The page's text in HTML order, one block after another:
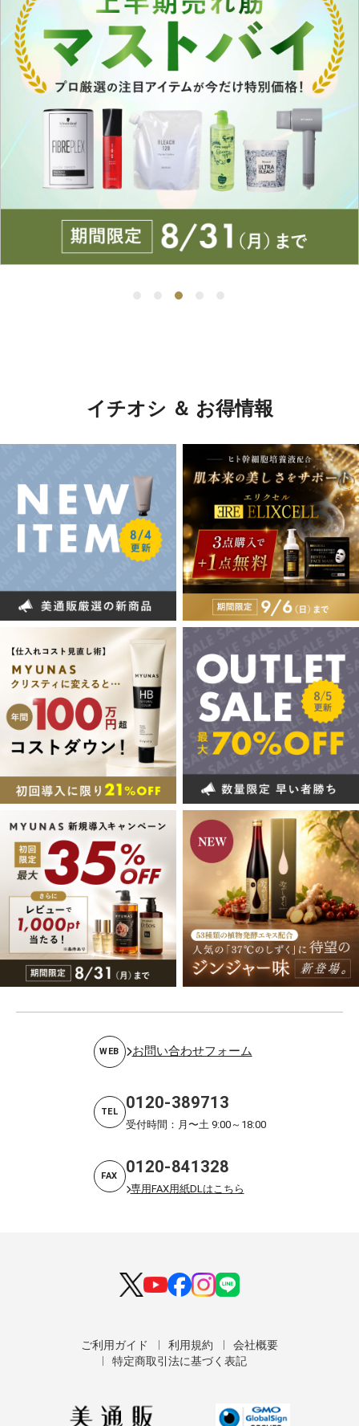
イチオシ ＆ お得情報
WEB お問い合わせフォーム
TEL 0120-389713
受付時間：月〜土 9:00～18:00
FAX 0120-841328
専用FAX用紙DLはこちら
ご利用ガイド 利用規約
会社概要
特定商取引法に基づく表記